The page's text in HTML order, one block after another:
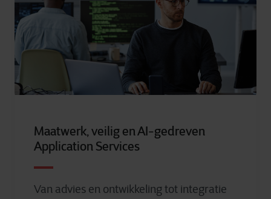
Maatwerk, veilig en AI-gedreven
Application Services
Van advies en ontwikkeling tot integratie